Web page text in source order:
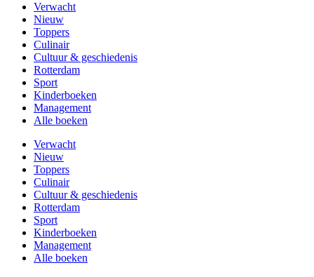
Verwacht
Nieuw
Toppers
Culinair
Cultuur & geschiedenis
Rotterdam
Sport
Kinderboeken
Management
Alle boeken
Verwacht
Nieuw
Toppers
Culinair
Cultuur & geschiedenis
Rotterdam
Sport
Kinderboeken
Management
Alle boeken